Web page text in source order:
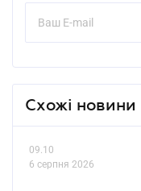
Схожі новини
09.10
6 серпня 2026